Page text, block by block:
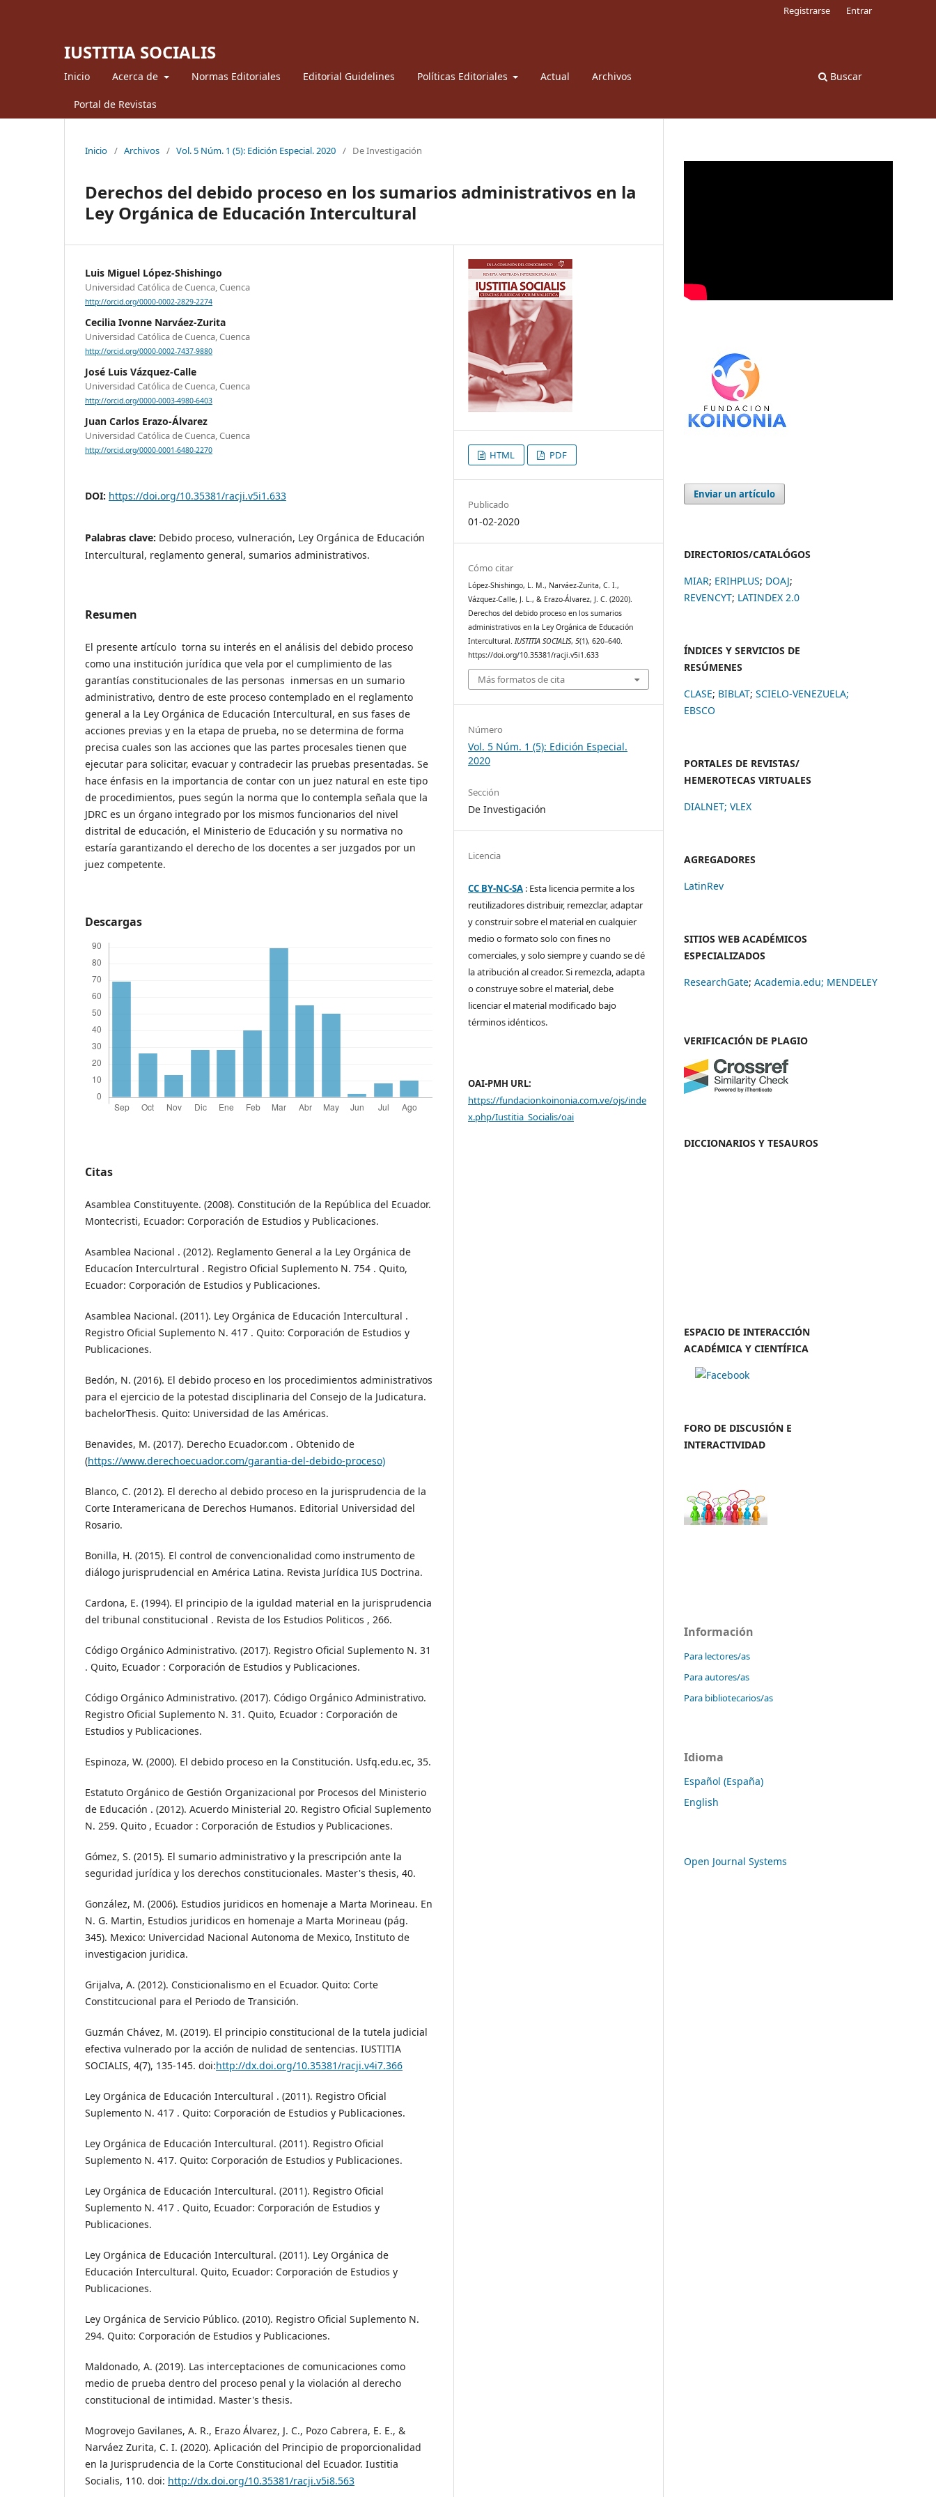
IUSTITIA SOCIALIS
Inicio Acerca de Normas Editoriales Editorial Guidelines Políticas Editoriales Actual Archivos
Portal de Revistas
Buscar
Registrarse Entrar
Inicio / Archivos / Vol. 5 Núm. 1 (5): Edición Especial. 2020 / De Investigación
Derechos del debido proceso en los sumarios administrativos en la
Ley Orgánica de Educación Intercultural
Luis Miguel López-Shishingo
Universidad Católica de Cuenca, Cuenca
http://orcid.org/0000-0002-2829-2274
Cecilia Ivonne Narváez-Zurita
Universidad Católica de Cuenca, Cuenca
http://orcid.org/0000-0002-7437-9880
José Luis Vázquez-Calle
Universidad Católica de Cuenca, Cuenca
http://orcid.org/0000-0003-4980-6403
Juan Carlos Erazo-Álvarez
Universidad Católica de Cuenca, Cuenca
http://orcid.org/0000-0001-6480-2270
DOI: https://doi.org/10.35381/racji.v5i1.633
Palabras clave: Debido proceso, vulneración, Ley Orgánica de Educación
Intercultural, reglamento general, sumarios administrativos.
Resumen
El presente artículo torna su interés en el análisis del debido proceso
como una institución jurídica que vela por el cumplimiento de las
garantías constitucionales de las personas inmersas en un sumario
administrativo, dentro de este proceso contemplado en el reglamento
general a la Ley Orgánica de Educación Intercultural, en sus fases de
acciones previas y en la etapa de prueba, no se determina de forma
precisa cuales son las acciones que las partes procesales tienen que
ejecutar para solicitar, evacuar y contradecir las pruebas presentadas. Se
hace énfasis en la importancia de contar con un juez natural en este tipo
de procedimientos, pues según la norma que lo contempla señala que la
JDRC es un órgano integrado por los mismos funcionarios del nivel
distrital de educación, el Ministerio de Educación y su normativa no
estaría garantizando el derecho de los docentes a ser juzgados por un
juez competente.
Descargas
Citas
Asamblea Constituyente. (2008). Constitución de la República del Ecuador.
Montecristi, Ecuador: Corporación de Estudios y Publicaciones.
Asamblea Nacional . (2012). Reglamento General a la Ley Orgánica de
Educacíon Interculrtural . Registro Oficial Suplemento N. 754 . Quito,
Ecuador: Corporación de Estudios y Publicaciones.
Asamblea Nacional. (2011). Ley Orgánica de Educación Intercultural .
Registro Oficial Suplemento N. 417 . Quito: Corporación de Estudios y
Publicaciones.
Bedón, N. (2016). El debido proceso en los procedimientos administrativos
para el ejercicio de la potestad disciplinaria del Consejo de la Judicatura.
bachelorThesis. Quito: Universidad de las Américas.
Benavides, M. (2017). Derecho Ecuador.com . Obtenido de
(https://www.derechoecuador.com/garantia-del-debido-proceso)
Blanco, C. (2012). El derecho al debido proceso en la jurisprudencia de la
Corte Interamericana de Derechos Humanos. Editorial Universidad del
Rosario.
Bonilla, H. (2015). El control de convencionalidad como instrumento de
diálogo jurisprudencial en América Latina. Revista Jurídica IUS Doctrina.
Cardona, E. (1994). El principio de la iguldad material en la jurisprudencia
del tribunal constitucional . Revista de los Estudios Politicos , 266.
Código Orgánico Administrativo. (2017). Registro Oficial Suplemento N. 31
. Quito, Ecuador : Corporación de Estudios y Publicaciones.
Código Orgánico Administrativo. (2017). Código Orgánico Administrativo.
Registro Oficial Suplemento N. 31. Quito, Ecuador : Corporación de
Estudios y Publicaciones.
Espinoza, W. (2000). El debido proceso en la Constitución. Usfq.edu.ec, 35.
Estatuto Orgánico de Gestión Organizacional por Procesos del Ministerio
de Educación . (2012). Acuerdo Ministerial 20. Registro Oficial Suplemento
N. 259. Quito , Ecuador : Corporación de Estudios y Publicaciones.
Gómez, S. (2015). El sumario administrativo y la prescripción ante la
seguridad jurídica y los derechos constitucionales. Master's thesis, 40.
González, M. (2006). Estudios juridicos en homenaje a Marta Morineau. En
N. G. Martin, Estudios juridicos en homenaje a Marta Morineau (pág.
345). Mexico: Univercidad Nacional Autonoma de Mexico, Instituto de
investigacion juridica.
Grijalva, A. (2012). Consticionalismo en el Ecuador. Quito: Corte
Constitcucional para el Periodo de Transición.
Guzmán Chávez, M. (2019). El principio constitucional de la tutela judicial
efectiva vulnerado por la acción de nulidad de sentencias. IUSTITIA
SOCIALIS, 4(7), 135-145. doi:http://dx.doi.org/10.35381/racji.v4i7.366
Ley Orgánica de Educación Intercultural . (2011). Registro Oficial
Suplemento N. 417 . Quito: Corporación de Estudios y Publicaciones.
Ley Orgánica de Educación Intercultural. (2011). Registro Oficial
Suplemento N. 417. Quito: Corporación de Estudios y Publicaciones.
Ley Orgánica de Educación Intercultural. (2011). Registro Oficial
Suplemento N. 417 . Quito, Ecuador: Corporación de Estudios y
Publicaciones.
Ley Orgánica de Educación Intercultural. (2011). Ley Orgánica de
Educación Intercultural. Quito, Ecuador: Corporación de Estudios y
Publicaciones.
Ley Orgánica de Servicio Público. (2010). Registro Oficial Suplemento N.
294. Quito: Corporación de Estudios y Publicaciones.
Maldonado, A. (2019). Las interceptaciones de comunicaciones como
medio de prueba dentro del proceso penal y la violación al derecho
constitucional de intimidad. Master's thesis.
Mogrovejo Gavilanes, A. R., Erazo Álvarez, J. C., Pozo Cabrera, E. E., &
Narváez Zurita, C. I. (2020). Aplicación del Principio de proporcionalidad
en la Jurisprudencia de la Corte Constitucional del Ecuador. Iustitia
Socialis, 110. doi: http://dx.doi.org/10.35381/racji.v5i8.563
HTML PDF
Publicado
01-02-2020
Cómo citar
López-Shishingo, L. M., Narváez-Zurita, C. I.,
Vázquez-Calle, J. L., & Erazo-Álvarez, J. C. (2020).
Derechos del debido proceso en los sumarios
administrativos en la Ley Orgánica de Educación
Intercultural.IUSTITIA SOCIALIS,5(1), 620–640.
https://doi.org/10.35381/racji.v5i1.633
Más formatos de cita
Número
Vol. 5 Núm. 1 (5): Edición Especial.
2020
Sección
De Investigación
Licencia
CC BY-NC-SA : Esta licencia permite a los
reutilizadores distribuir, remezclar, adaptar
y construir sobre el material en cualquier
medio o formato solo con fines no
comerciales, y solo siempre y cuando se dé
la atribución al creador. Si remezcla, adapta
o construye sobre el material, debe
licenciar el material modificado bajo
términos idénticos.
OAI-PMH URL:
https://fundacionkoinonia.com.ve/ojs/inde
x.php/Iustitia_Socialis/oai
Enviar un artículo
DIRECTORIOS/CATALÓGOS
MIAR; ERIHPLUS; DOAJ;
REVENCYT; LATINDEX 2.0
ÍNDICES Y SERVICIOS DE
RESÚMENES
CLASE; BIBLAT; SCIELO-VENEZUELA;
EBSCO
PORTALES DE REVISTAS/
HEMEROTECAS VIRTUALES
DIALNET; VLEX
AGREGADORES
LatinRev
SITIOS WEB ACADÉMICOS
ESPECIALIZADOS
ResearchGate; Academia.edu; MENDELEY
VERIFICACIÓN DE PLAGIO
DICCIONARIOS Y TESAUROS
ESPACIO DE INTERACCIÓN
ACADÉMICA Y CIENTÍFICA
FORO DE DISCUSIÓN E
INTERACTIVIDAD
Información
Para lectores/as
Para autores/as
Para bibliotecarios/as
Idioma
Español (España)
English
Open Journal Systems